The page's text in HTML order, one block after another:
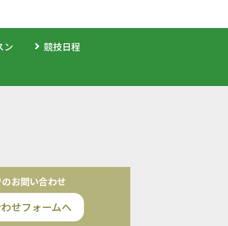
ン
競技日程
お問い合わせ
せフォームへ